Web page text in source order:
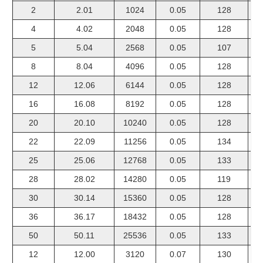
2
2.01 1024 0.05
128
4
4.02 2048 0.05
128
5
5.04 2568 0.05
107
8
8.04 4096 0.05
128
12
12.06 6144 0.05
128
16
16.08 8192 0.05
128
20
20.10 10240 0.05
128
22
22.09 11256 0.05
134
25
25.06 12768 0.05
133
28
28.02 14280 0.05
119
30
30.14 15360 0.05
128
36
36.17 18432 0.05
128
50
50.11 25536 0.05
133
12
12.00 3120 0.07 130